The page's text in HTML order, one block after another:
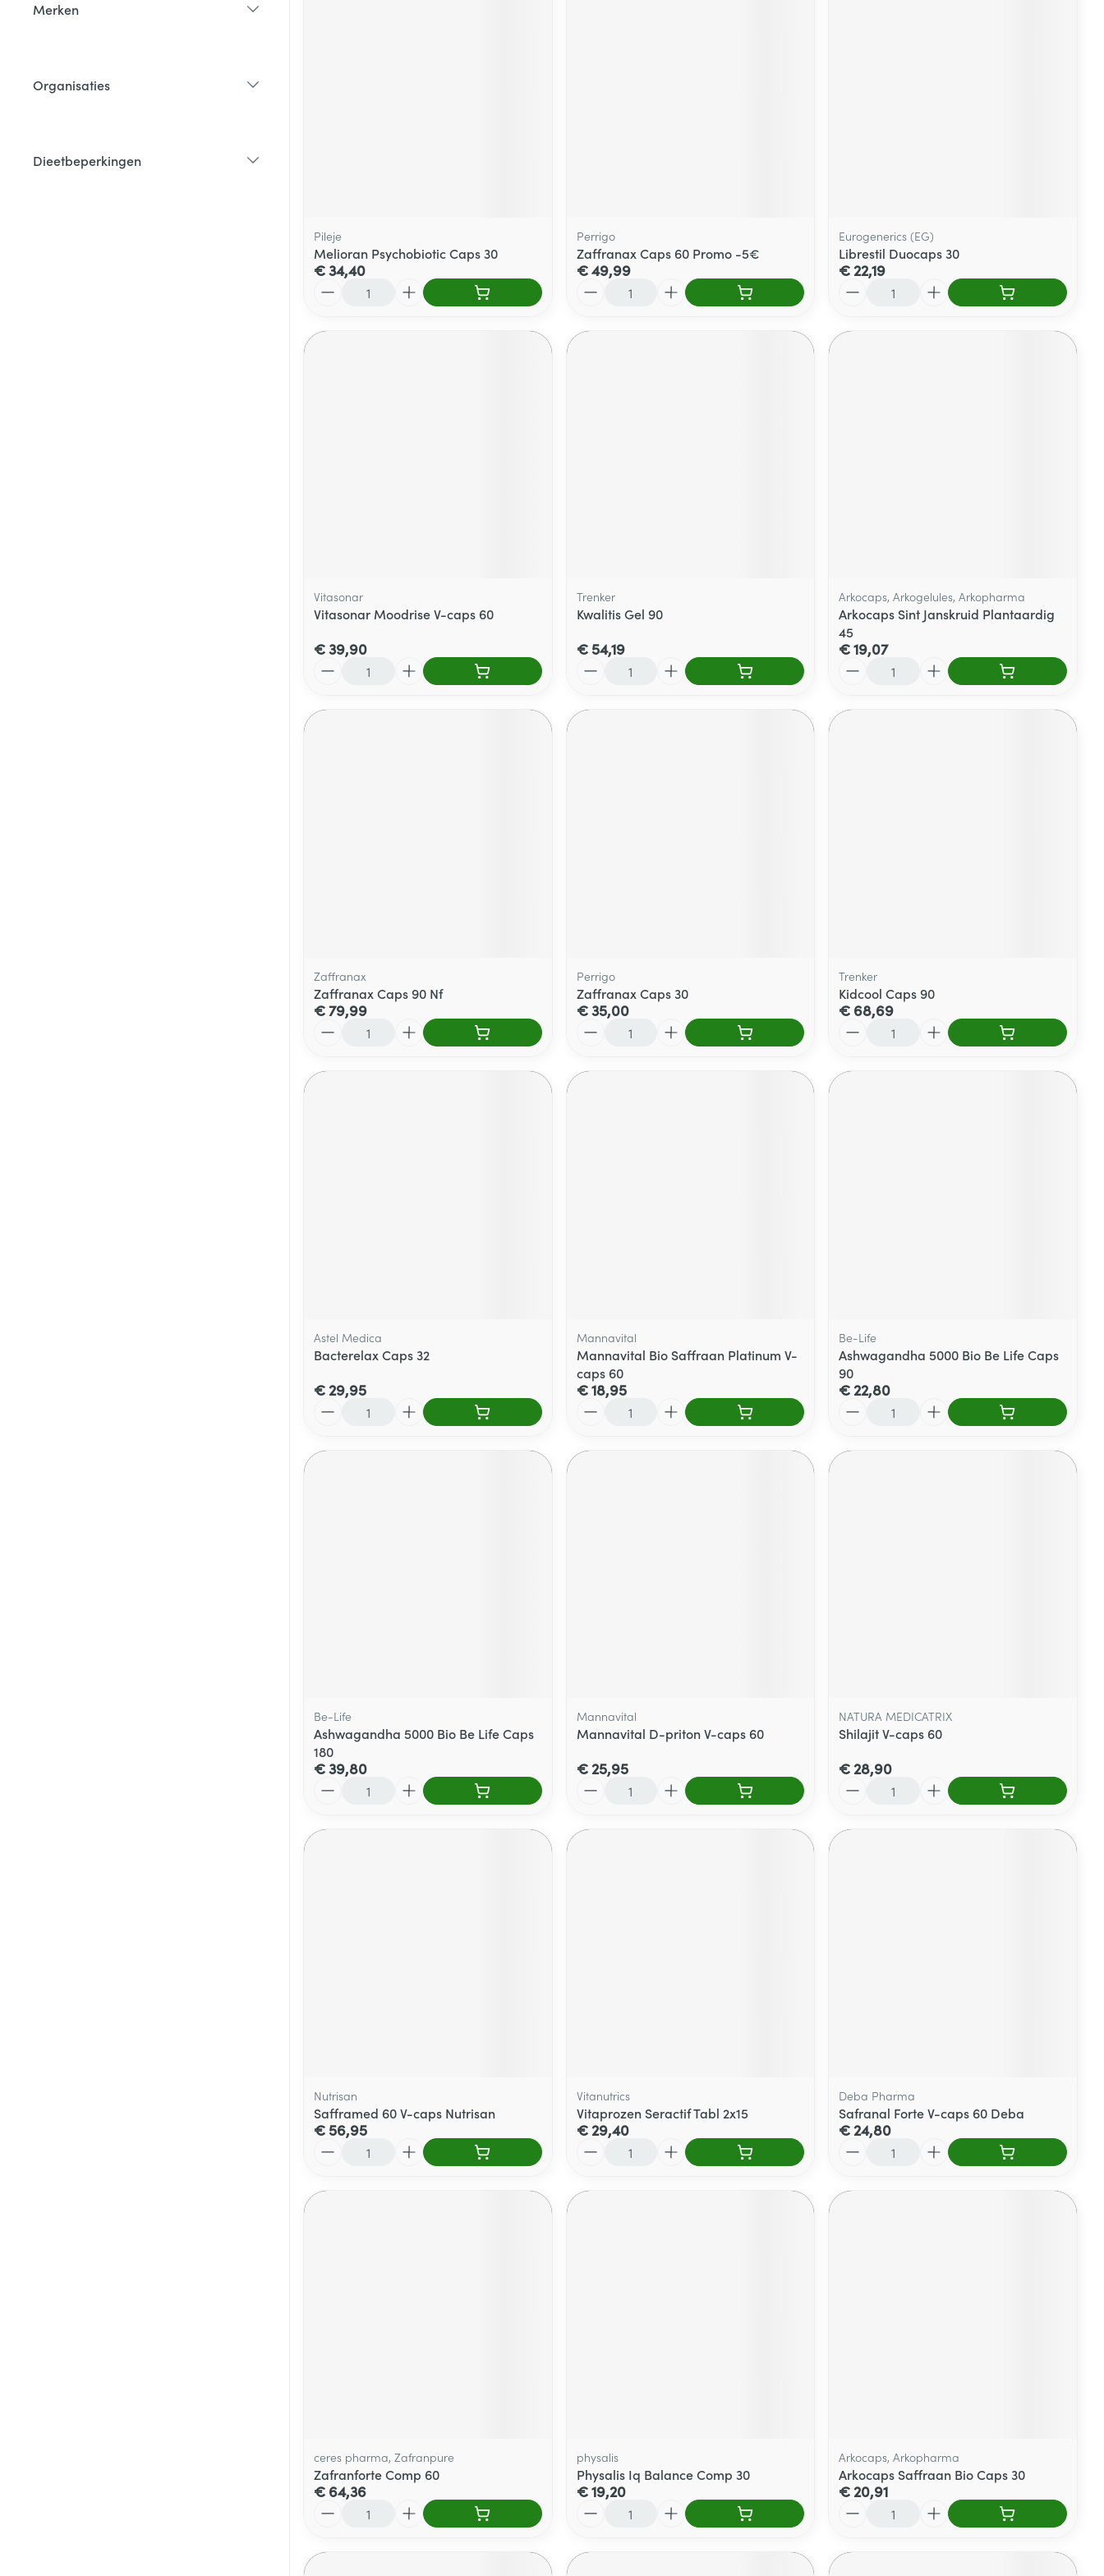
Merken
Organisaties
Dieetbeperkingen
Pileje
Melioran Psychobiotic Caps 30
€ 34,40
Perrigo
Zaffranax Caps 60 Promo -5€
€ 49,99
Eurogenerics (EG)
Librestil Duocaps 30
€ 22,19
Vitasonar
Vitasonar Moodrise V-caps 60
€ 39,90
Trenker
Kwalitis Gel 90
€ 54,19
Arkocaps, Arkogelules, Arkopharma
Arkocaps Sint Janskruid Plantaardig
45
€ 19,07
Zaffranax
Zaffranax Caps 90 Nf
€ 79,99
Perrigo
Zaffranax Caps 30
€ 35,00
Trenker
Kidcool Caps 90
€ 68,69
Astel Medica
Bacterelax Caps 32
€ 29,95
Mannavital
Mannavital Bio Saffraan Platinum V-
caps 60
€ 18,95
Be-Life
Ashwagandha 5000 Bio Be Life Caps
90
€ 22,80
Be-Life
Ashwagandha 5000 Bio Be Life Caps
180
€ 39,80
Mannavital
Mannavital D-priton V-caps 60
€ 25,95
NATURA MEDICATRIX
Shilajit V-caps 60
€ 28,90
Nutrisan
Safframed 60 V-caps Nutrisan
€ 56,95
Vitanutrics
Vitaprozen Seractif Tabl 2x15
€ 29,40
Deba Pharma
Safranal Forte V-caps 60 Deba
€ 24,80
ceres pharma, Zafranpure
Zafranforte Comp 60
€ 64,36
physalis
Physalis Iq Balance Comp 30
€ 19,20
Arkocaps, Arkopharma
Arkocaps Saffraan Bio Caps 30
€ 20,91